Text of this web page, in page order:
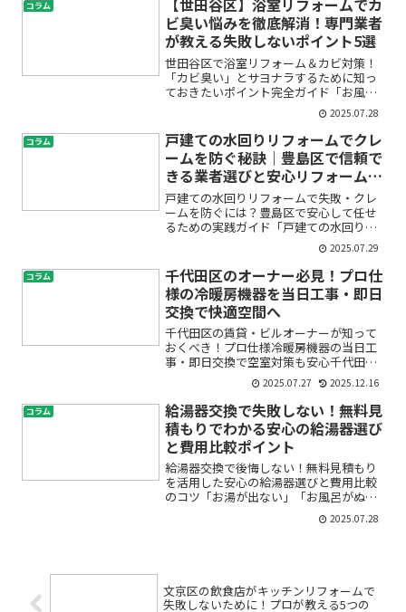
設・内装の現場で本当に...
コラム
【世田谷区】浴室リフォームでカ
ビ臭い悩みを徹底解消！専門業者
が教える失敗しないポイント5選
世田谷区で浴室リフォーム＆カビ対策！
「カビ臭い」とサヨナラするために知っ
ておきたいポイント完全ガイド「お風呂
場がなんだかカビ臭い…」「いくら掃除
してもニオイが取れない」——そんな悩
み、ありませんか？とくに世田谷区のよ
うに湿気が多い地域では、...
2025.07.28
コラム
戸建ての水回りリフォームでクレ
ームを防ぐ秘訣｜豊島区で信頼で
きる業者選びと安心リフォーム成
功ガイド
戸建ての水回りリフォームで失敗・クレ
ームを防ぐには？豊島区で安心して任せ
るための実践ガイド「戸建ての水回りリ
フォームを考えているけど、失敗や業者
とのトラブルが心配」「豊島区で安心し
て依頼できるリフォーム会社をどう選べ
ばいいの？」――そんなお...
2025.07.29
コラム
千代田区のオーナー必見！プロ仕
様の冷暖房機器を当日工事・即日
交換で快適空間へ
千代田区の賃貸・ビルオーナーが知って
おくべき！プロ仕様冷暖房機器の当日工
事・即日交換で空室対策も安心千代田区
で賃貸物件やビルを所有しているオーナ
ーの皆さま、「急な冷暖房機器の故障で
入居者からクレームが…」「空室対策と
して最新のエアコンに早く...
2025.07.27 2025.12.16
コラム
給湯器交換で失敗しない！無料見
積もりでわかる安心の給湯器選び
と費用比較ポイント
給湯器交換で後悔しない！無料見積もり
を活用した安心の給湯器選びと費用比較
のコツ「お湯が出ない」「お風呂がぬる
い」「給湯器から変な音がする」…そん
な給湯器のトラブルに直面し、交換や修
2025.07.28
文京区の飲食店がキッチンリフォームで
失敗しないために！プロが教える5つの